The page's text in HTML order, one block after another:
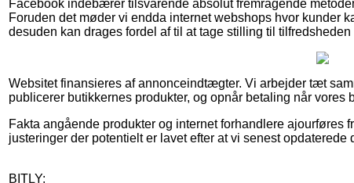
Facebook indebærer tilsvarende absolut fremragende
Foruden det møder vi endda internet webshops hvor kunder
desuden kan drages fordel af til at tage stilling til tilfredsheden
Websitet finansieres af annonceindtægter. Vi arbejder tæt
publicerer butikkernes produkter, og opnår betaling når vores
Fakta angående produkter og internet forhandlere ajourføres
justeringer der potentielt er lavet efter at vi senest opdaterede
BITLY: